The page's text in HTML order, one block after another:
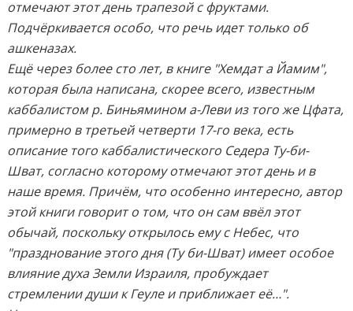
отмечают этот день трапезой с фруктами.
Подчёркивается особо, что речь идет только об
ашкеназах.
Ещё через более сто лет, в книге "Хемдат а Йамим",
которая была написана, скорее всего, известным
каббалистом р. Биньямином а-Леви из того же Цфата,
примерно в третьей четверти 17-го века, есть
описание того каббалистического Седера Ту-би-
Шват, согласно которому отмечают этот день и в
наше время. Причём, что особенно интересно, автор
этой книги говорит о том, что он сам ввёл этот
обычай, поскольку открылось ему с Небес, что
"празднование этого дня (Ту би-Шват) имеет особое
влияние духа Земли Израиля, пробуждает
стремлении души к Геуле и приближает её…".